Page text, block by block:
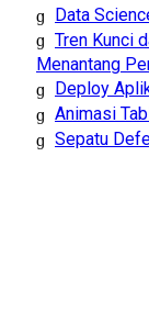
Data
Tren Kunci
Menantang
Deploy
Animasi
Sepatu